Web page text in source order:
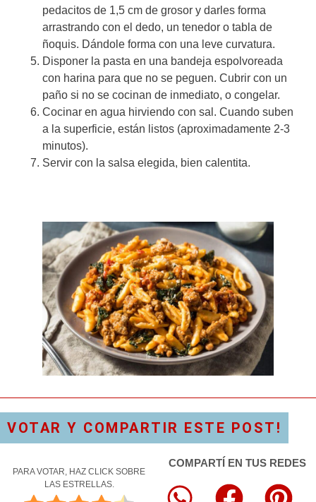
pedacitos de 1,5 cm de grosor y darles forma
arrastrando con el dedo, un tenedor o tabla de
ñoquis. Dándole forma con una leve curvatura.
Disponer la pasta en una bandeja espolvoreada
con harina para que no se peguen. Cubrir con un
paño si no se cocinan de inmediato, o congelar.
Cocinar en agua hirviendo con sal. Cuando suben
a la superficie, están listos (aproximadamente 2-3
minutos).
Servir con la salsa elegida, bien calentita.
VOTAR Y COMPARTIR ESTE POST!
PARA VOTAR, HAZ CLICK SOBRE
LAS ESTRELLAS.
COMPARTÍ EN TUS REDES